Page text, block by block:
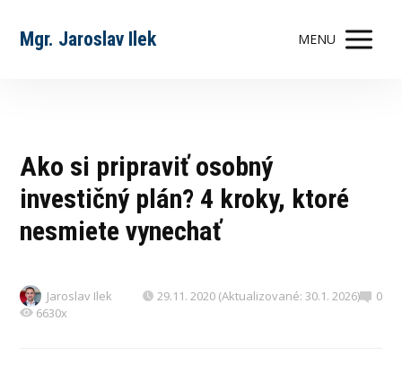
Mgr. Jaroslav Ilek MENU
Ako si pripraviť osobný
investičný plán? 4 kroky, ktoré
nesmiete vynechať
Jaroslav Ilek 29.11. 2020 (Aktualizované: 30.1. 2026)
0
6630x